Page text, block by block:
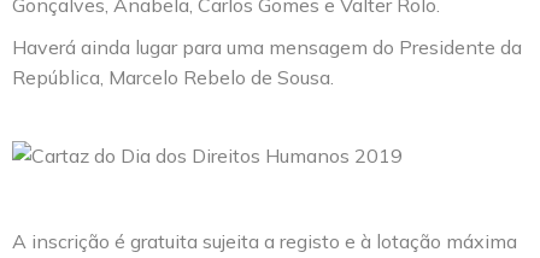
Gonçalves, Anabela, Carlos Gomes e Valter Rolo.
Haverá ainda lugar para uma mensagem do Presidente da
República, Marcelo Rebelo de Sousa.
A inscrição é gratuita sujeita a registo e à lotação máxima